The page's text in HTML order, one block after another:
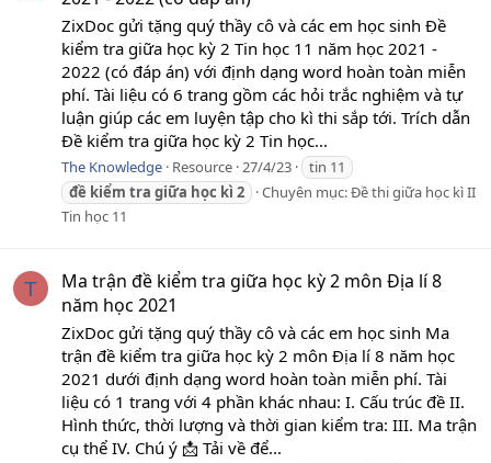
ZixDoc gửi tặng quý thầy cô và các em học sinh Đề
kiểm tra giữa học kỳ 2 Tin học 11 năm học 2021 -
2022 (có đáp án) với định dạng word hoàn toàn miễn
phí. Tài liệu có 6 trang gồm các hỏi trắc nghiệm và tự
luận giúp các em luyện tập cho kì thi sắp tới. Trích dẫn
Đề kiểm tra giữa học kỳ 2 Tin học...
The Knowledge Resource 27/4/23
tin 11
đề kiểm tra giữa học kì 2 Chuyên mục:Đề thi giữa học kì II
Tin học 11
T
Ma trận đề kiểm tra giữa học kỳ 2 môn Địa lí 8
năm học 2021
ZixDoc gửi tặng quý thầy cô và các em học sinh Ma
trận đề kiểm tra giữa học kỳ 2 môn Địa lí 8 năm học
2021 dưới định dạng word hoàn toàn miễn phí. Tài
liệu có 1 trang với 4 phần khác nhau: I. Cấu trúc đề II.
Hình thức, thời lượng và thời gian kiểm tra: III. Ma trận
cụ thể IV. Chú ý 📩 Tải về để...